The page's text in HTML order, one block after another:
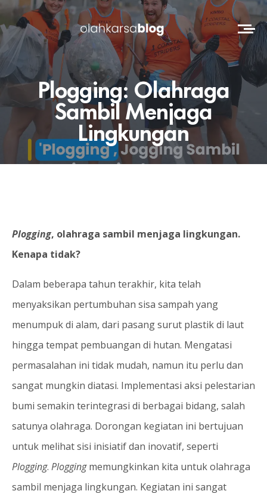
Plogging: Olahraga
Sambil Menjaga
Lingkungan
Plogging, olahraga sambil menjaga lingkungan.
Kenapa tidak?
Dalam beberapa tahun terakhir, kita telah
menyaksikan pertumbuhan sisa sampah yang
menumpuk di alam, dari pasang surut plastik di laut
hingga tempat pembuangan di hutan. Mengatasi
permasalahan ini tidak mudah, namun itu perlu dan
sangat mungkin diatasi. Implementasi aksi pelestarian
bumi semakin terintegrasi di berbagai bidang, salah
satunya olahraga. Dorongan kegiatan ini bertujuan
untuk melihat sisi inisiatif dan inovatif, seperti
Plogging. Ploggingmemungkinkan kita untuk olahraga
sambil menjaga lingkungan. Kegiatan ini sangat